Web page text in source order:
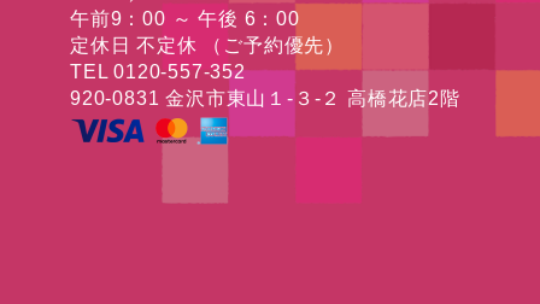
午前9：00 ～ 午後 6：00
定休日 不定休 （ご予約優先）
TEL 0120-557-352
920-0831 金沢市東山１-３-２ 高橋花店2階